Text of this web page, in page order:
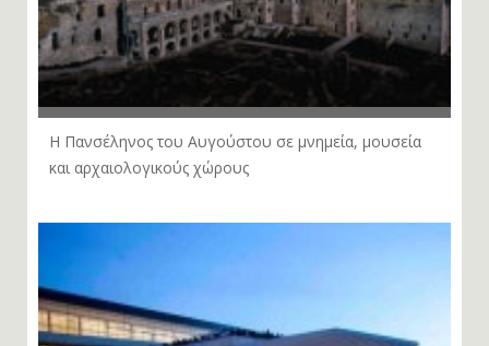
Η Πανσέληνος του Αυγούστου σε μνημεία, μουσεία
και αρχαιολογικούς χώρους